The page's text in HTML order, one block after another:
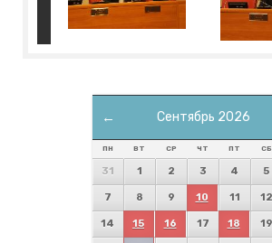
← Сентябрь 2026
ПН ВТ СР ЧТ ПТ СБ
31 1 2 3 4 5
7 8 9 10 11 12
14 15 16 17 18 19